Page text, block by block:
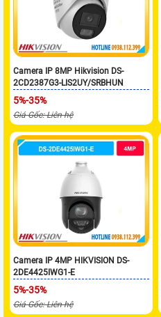
Camera IP 8MP Hikvision DS-
2CD2387G3-LIS2UY/SRBHUN
5%-35%
Giá Gốc: Liên hệ
Camera IP 4MP HIKVISION DS-
2DE4425IWG1-E
5%-35%
Giá Gốc: Liên hệ